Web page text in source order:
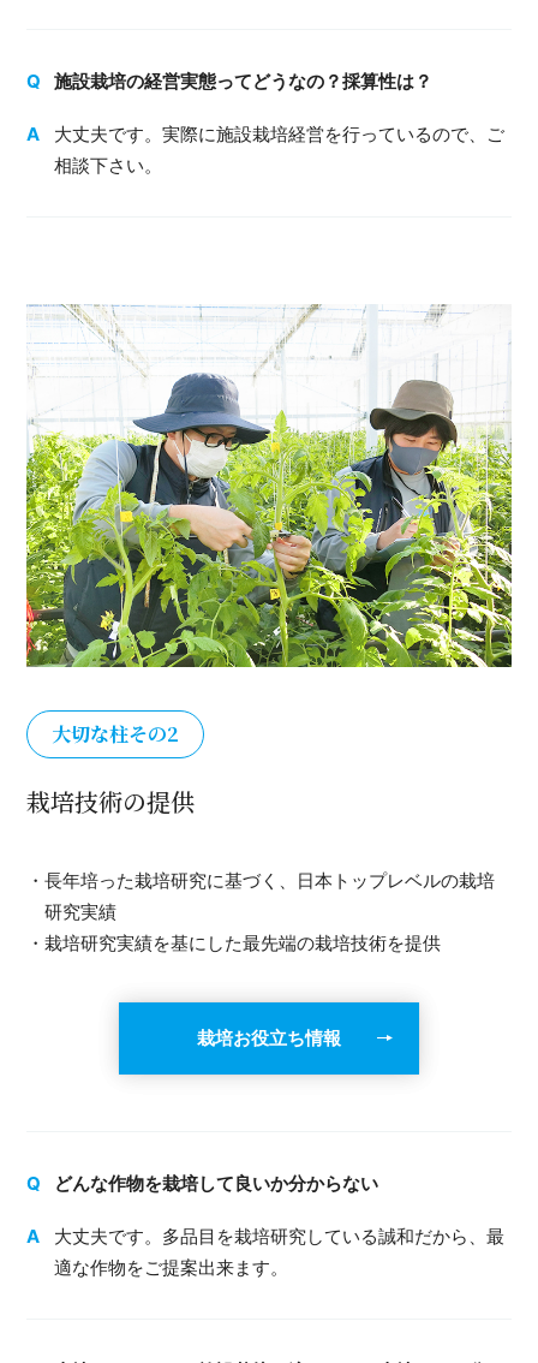
施設栽培の経営実態ってどうなの？採算性は？
大丈夫です。実際に施設栽培経営を行っているので、ご
相談下さい。
大切な柱その2
栽培技術の提供
・⾧年培った栽培研究に基づく、日本トップレベルの栽培
研究実績
・栽培研究実績を基にした最先端の栽培技術を提供
栽培お役立ち情報
どんな作物を栽培して良いか分からない
大丈夫です。多品目を栽培研究している誠和だから、最
適な作物をご提案出来ます。